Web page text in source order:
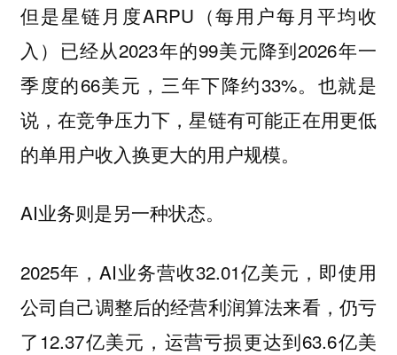
但是星链月度ARPU（每用户每月平均收
入）已经从2023年的99美元降到2026年一
季度的66美元，三年下降约33%。也就是
说，在竞争压力下，星链有可能正在用更低
的单用户收入换更大的用户规模。
AI业务则是另一种状态。
2025年，AI业务营收32.01亿美元，即使用
公司自己调整后的经营利润算法来看，仍亏
了12.37亿美元，运营亏损更达到63.6亿美